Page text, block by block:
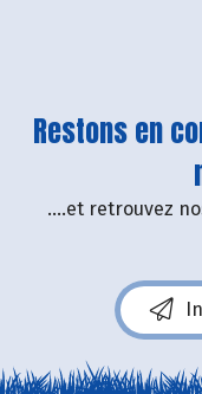
Restons en
....et retrouvez